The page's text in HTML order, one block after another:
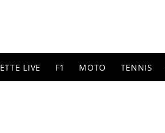
LIVE F1 MOTO TENNIS